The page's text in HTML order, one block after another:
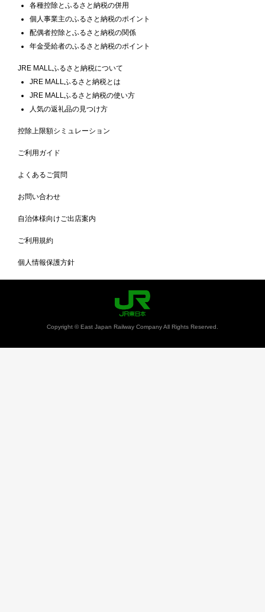
各種控除とふるさと納税の併用
個人事業主のふるさと納税のポイント
配偶者控除とふるさと納税の関係
年金受給者のふるさと納税のポイント
JRE MALLふるさと納税について
JRE MALLふるさと納税とは
JRE MALLふるさと納税の使い方
人気の返礼品の見つけ方
控除上限額シミュレーション
ご利用ガイド
よくあるご質問
お問い合わせ
自治体様向けご出店案内
ご利用規約
個人情報保護方針
Copyright © East Japan Railway Company All Rights Reserved.